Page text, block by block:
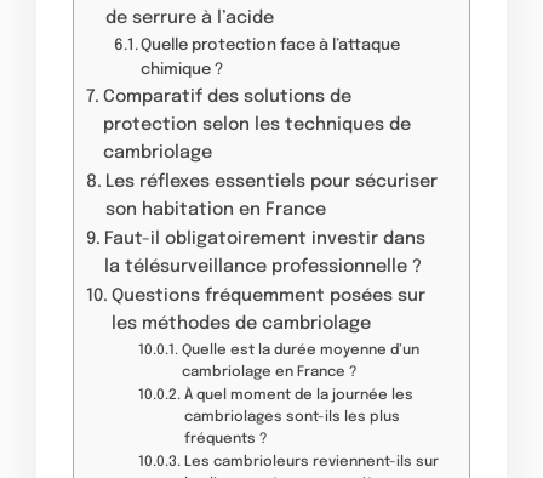
de serrure à l’acide
Quelle protection face à l’attaque
chimique ?
Comparatif des solutions de
protection selon les techniques de
cambriolage
Les réflexes essentiels pour sécuriser
son habitation en France
Faut-il obligatoirement investir dans
la télésurveillance professionnelle ?
Questions fréquemment posées sur
les méthodes de cambriolage
Quelle est la durée moyenne d’un
cambriolage en France ?
À quel moment de la journée les
cambriolages sont-ils les plus
fréquents ?
Les cambrioleurs reviennent-ils sur